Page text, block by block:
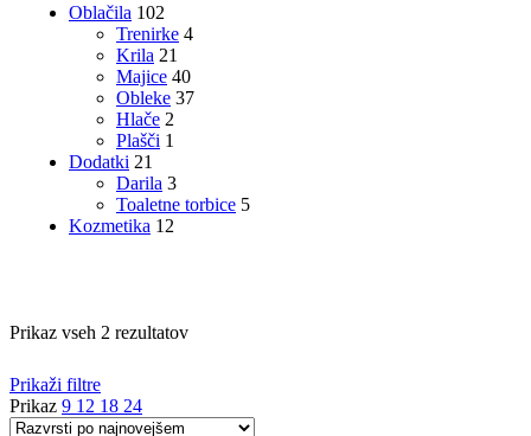
Oblačila 102
Trenirke 4
Krila 21
Majice 40
Obleke 37
Hlače 2
Plašči 1
Dodatki 21
Darila 3
Toaletne torbice 5
Kozmetika 12
Prikaz vseh 2 rezultatovRazvrščeno
Prikaži filtre
Prikaz 9 12 18 24